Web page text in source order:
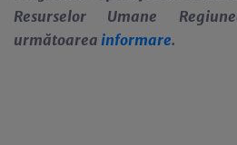
Resurselor Umane
următoarea informare.